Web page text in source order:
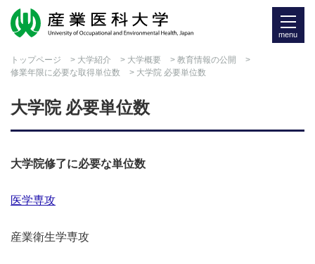
menu
トップページ > 大学紹介 > 大学概要 > 教育情報の公開
>
修業年限に必要な取得単位数
> 大学院 必要単位数
大学院 必要単位数
大学院修了に必要な単位数
医学専攻
産業衛生学専攻